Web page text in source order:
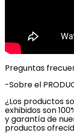
Preguntas
-Sobre el
¿Los productos
exhibidos son
y garantía de
productos